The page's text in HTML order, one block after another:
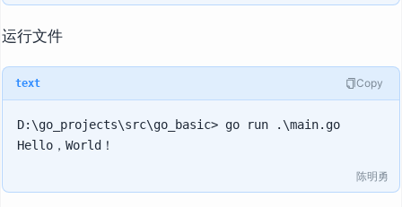
运行文件
text Copy
D:\go_projects\src\go_basic> go run .\main.go
陈明勇